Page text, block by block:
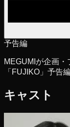
予告編
MEGUMIが企画
「FUJIKO」予告
キャスト